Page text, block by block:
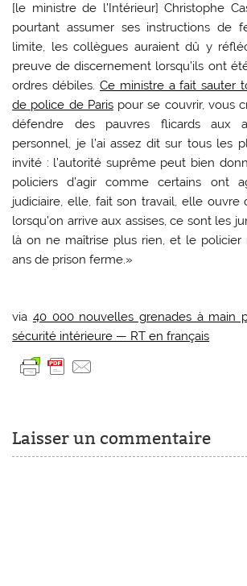
[le ministre de l’Intérieur] Christophe
pourtant assumer ses instructions de
limite, les collègues auraient dû y
preuve de discernement lorsqu’ils ont
ordres débiles. Ce ministre a fait sauter
de police de Parispour se couvrir, vous
défendre des pauvres flicards aux
personnel, je l’ai assez dit sur tous les
invité : l’autorité suprême peut bien
policiers d’agir comme certains ont
judiciaire, elle, fait son travail, elle ouvre
lorsqu’on arrive aux assises, ce sont les
là on ne maîtrise plus rien, et le policier
ans de prison ferme.»
via 40 000 nouvelles grenades à main
sécurité intérieure — RT en français
Laisser un commentaire